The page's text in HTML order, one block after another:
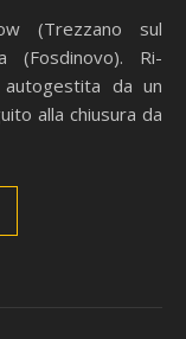
(Fosdinovo). Ri-
da un
alla chiusura da